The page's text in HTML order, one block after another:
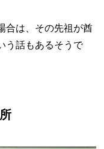
合は、その先祖が酋
う話もあるそうで